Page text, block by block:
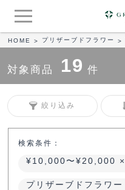
HOME > プリザーブドフラワー >
対象商品 19 件
絞り込み
検索条件：
¥10,000〜¥20,000
プリザーブドフラワー